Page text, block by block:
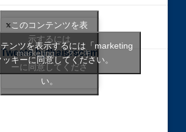
Tweets bythaisrscom
このコンテンツを表
示するには
「marketing 」クッキ
ーに同意してくださ
い。
ンツを表示するには「marketing
ッキーに同意してください。